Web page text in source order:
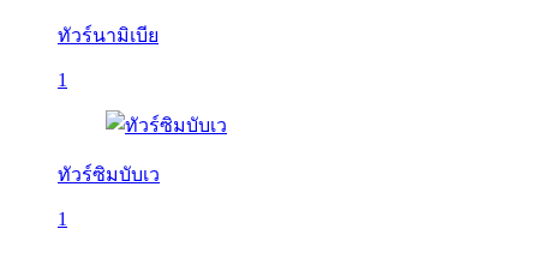
ทัวร์นามิเบีย
1
ทัวร์ซิมบับเว
1